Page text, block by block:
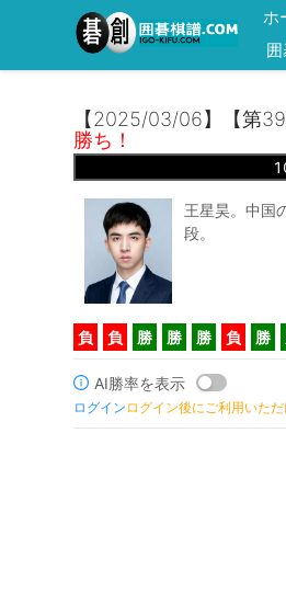
ホ
【2025/03/06】【第
勝ち！
王星昊。中国
段。
負 負 勝 勝 勝 負 勝
AI勝率を表示
ログイン ログイン後にご利用いただ